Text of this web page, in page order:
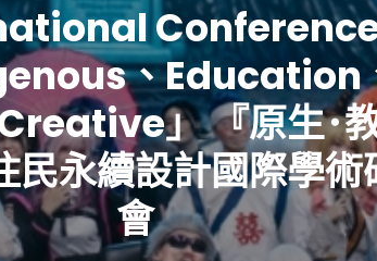
、Education
」 『原生･
民永續設計國際學術
會